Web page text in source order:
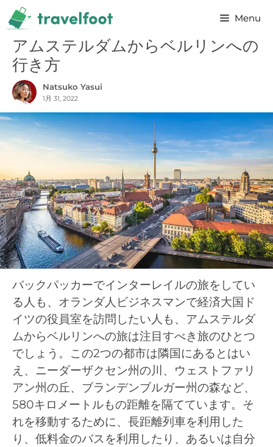
ン
ス
キ
ッ
Menu
アムステルダムからベルリンへの
行き方
Natsuko Yasui
1月 31, 2022
バックパッカーでインターレイルの旅をしてい
る人も、オランダ人ビジネスマンで経済大国ド
イツの役員室を訪問したい人も、アムステルダ
ムからベルリンへの旅は注目すべき旅のひとつ
でしょう。この2つの都市は隣国にあるとはい
え、ニーダーザクセン州の川、ウェストファリ
アン州の丘、ブランデンブルガー州の森など、
580キロメートルもの距離を隔てています。そ
れを移動するために、長距離列車を利用した
り、低料金のバスを利用したり、あるいは自分